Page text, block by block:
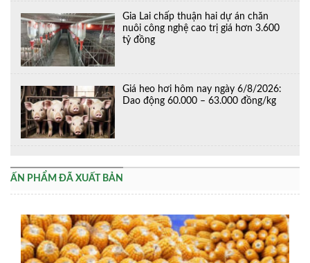
Gia Lai chấp thuận hai dự án chăn
nuôi công nghệ cao trị giá hơn 3.600
tỷ đồng
Giá heo hơi hôm nay ngày 6/8/2026:
Dao động 60.000 – 63.000 đồng/kg
ẤN PHẨM ĐÃ XUẤT BẢN